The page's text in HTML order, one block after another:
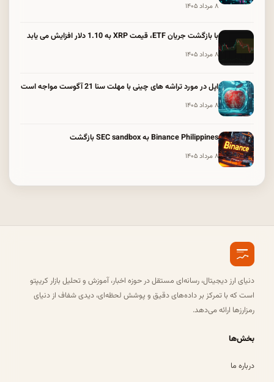
۸ مرداد ۱۴۰۵
با بازگشت جریان ETF، قیمت XRP به 1.10 دلار افزایش می یابد
۸ مرداد ۱۴۰۵
اپل در مورد تراشه های چینی با مهلت سنا 21 آگوست مواجه است
۸ مرداد ۱۴۰۵
Binance Philippines به SEC sandbox بازگشت
۸ مرداد ۱۴۰۵
دنیای ارز دیجیتال، رسانه‌ای مستقل در حوزه اخبار، آموزش و تحلیل بازار کریپتو
است که با تمرکز بر داده‌های دقیق و پوشش لحظه‌ای، دیدی شفاف از دنیای
رمزارزها ارائه می‌دهد.
بخش‌ها
درباره ما